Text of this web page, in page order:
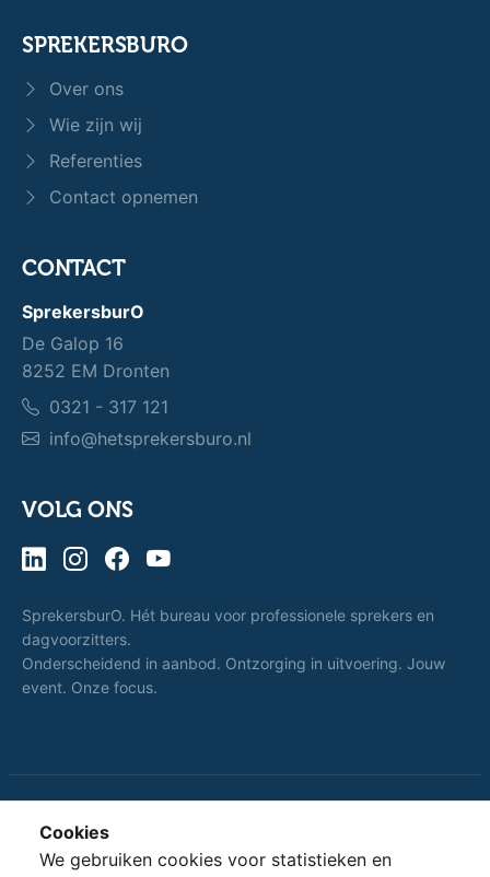
SPREKERSBURO
Over ons
Wie zijn wij
Referenties
Contact opnemen
CONTACT
SprekersburO
De Galop 16
8252 EM Dronten
0321 - 317 121
info@hetsprekersburo.nl
VOLG ONS
SprekersburO. Hét bureau voor professionele sprekers en
dagvoorzitters.
Onderscheidend in aanbod. Ontzorging in uitvoering. Jouw
event. Onze focus.
SprekersburO.
Cookies
We gebruiken cookies voor statistieken en